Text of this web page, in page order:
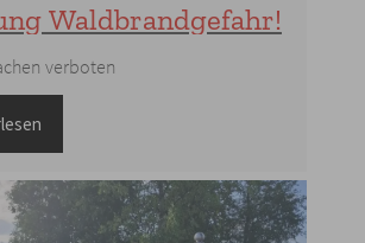
Waldbrandgefahr!
verboten